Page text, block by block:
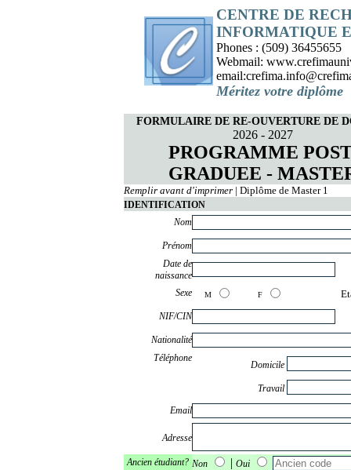
CENTRE DE
INFORMATIQUE
Phones : (509) 36455655
Webmail:
Méritez votre diplôme
FORMULAIRE DE RE-OUVERTURE DE
2026 - 2027
PROGRAMME
GRADUEE -
Remplir avant d'imprimer | Diplôme de Master 1
IDENTIFICATION
Nom
Prénom
Date de
naissance
Sexe
M F
NIF/CIN
Nationalité
Téléphone
Domicile
Travail
Email
Adresse
Ancien étudiant? Non | Oui